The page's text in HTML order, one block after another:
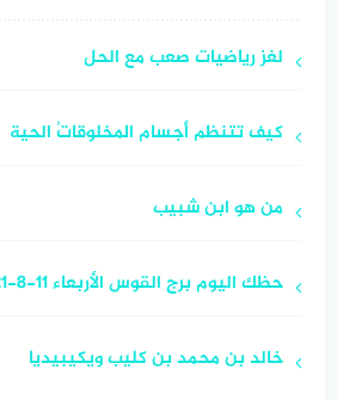
لغز رياضيات صعب مع الحل
كيف تتنظم أجسام المخلوقاتُ الحية
من هو ابن شبيب
حظك اليوم برج القوس الأربعاء 11-8-2021
خالد بن محمد بن كليب ويكيبيديا